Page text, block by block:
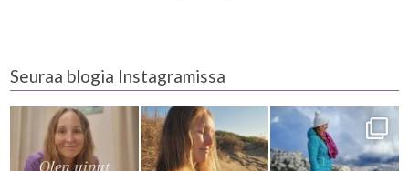
Seuraa blogia Instagramissa